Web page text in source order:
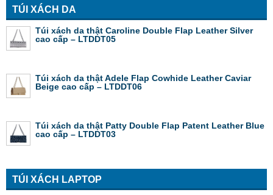
TÚI XÁCH DA
Túi xách da thật Caroline Double Flap Leather Silver
cao cấp – LTDDT05
Túi xách da thật Adele Flap Cowhide Leather Caviar
Beige cao cấp – LTDDT06
Túi xách da thật Patty Double Flap Patent Leather Blue
cao cấp – LTDDT03
TÚI XÁCH LAPTOP